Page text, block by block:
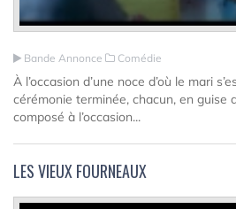
Bande Annonce Comédie
À l’occasion d’une noce d’où le mari
cérémonie terminée, chacun, en guise
composé à l’occasion...
LES VIEUX FOURNEAUX